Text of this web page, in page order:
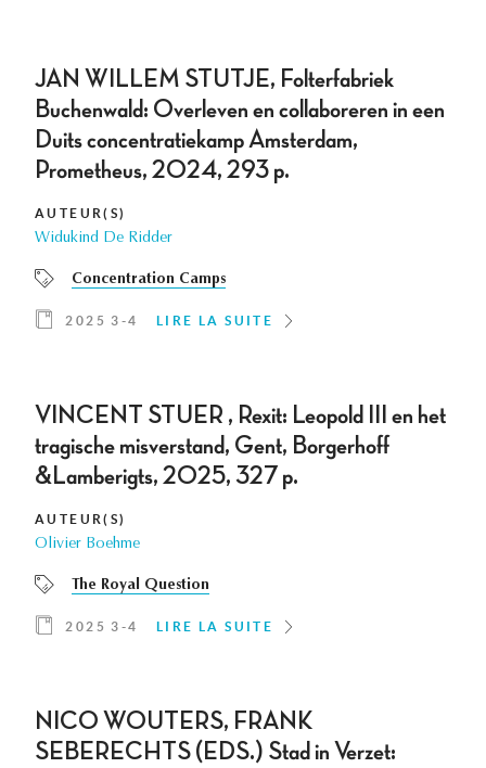
JAN WILLEM STUTJE, Folterfabriek
Buchenwald: Overleven en collaboreren in een
Duits concentratiekamp Amsterdam,
Prometheus, 2024, 293 p.
AUTEUR(S)
Widukind De Ridder
Concentration Camps
2025 3-4 LIRE LA SUITE
VINCENT STUER , Rexit: Leopold III en het
tragische misverstand, Gent, Borgerhoff
&Lamberigts, 2025, 327 p.
AUTEUR(S)
Olivier Boehme
The Royal Question
2025 3-4 LIRE LA SUITE
NICO WOUTERS, FRANK
SEBERECHTS (EDS.) Stad in Verzet: